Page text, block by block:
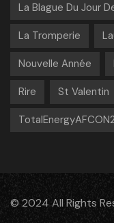
La Blague Du Jour
La Tromperie
Nouvelle Année
Rire St Valentin
© 2024 All Rights